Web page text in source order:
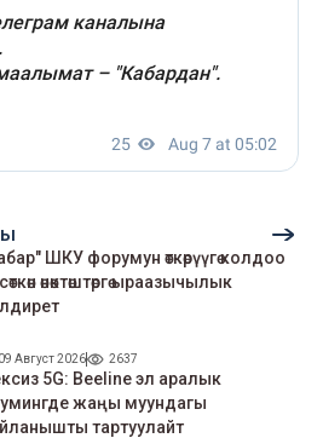
ШКУ форумун өткөрүүгө колдоо
өнөктөштөргө ыраазычылык
09 Август 2026 2637
5G: Beeline эл аралык
жаңы муундагы
тартуулайт